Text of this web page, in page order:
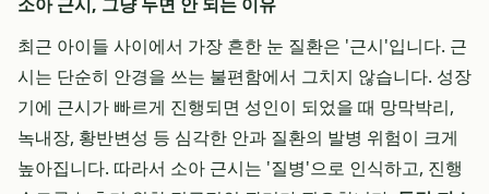
최근 아이들 사이에서 가장 흔한 눈 질환은 '근시'입니다. 근
시는 단순히 안경을 쓰는 불편함에서 그치지 않습니다. 성장
기에 근시가 빠르게 진행되면 성인이 되었을 때 망막박리,
녹내장, 황반변성 등 심각한 안과 질환의 발병 위험이 크게
높아집니다. 따라서 소아 근시는 '질병'으로 인식하고, 진행